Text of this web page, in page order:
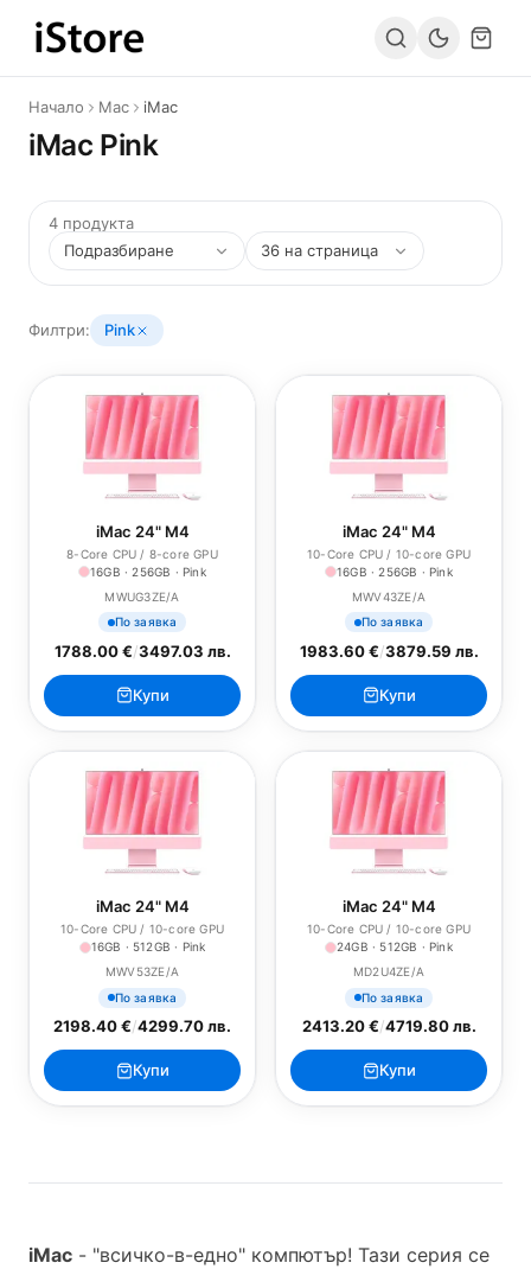
Към съдържанието
Начало Mac iMac
iMac Pink
4 продукта
Филтри: Pink
iMac 24" M4
8-Core CPU / 8-core GPU
16GB · 256GB · Pink
MWUG3ZE/A
По заявка
1788.00 €/3497.03 лв.
Купи
iMac 24" M4
10-Core CPU / 10-core GPU
16GB · 256GB · Pink
MWV43ZE/A
По заявка
1983.60 €/3879.59 лв.
Купи
iMac 24" M4
10-Core CPU / 10-core GPU
16GB · 512GB · Pink
MWV53ZE/A
По заявка
2198.40 €/4299.70 лв.
Купи
iMac 24" M4
10-Core CPU / 10-core GPU
24GB · 512GB · Pink
MD2U4ZE/A
По заявка
2413.20 €/4719.80 лв.
Купи
iMac - "всичко-в-едно" компютър! Тази серия се